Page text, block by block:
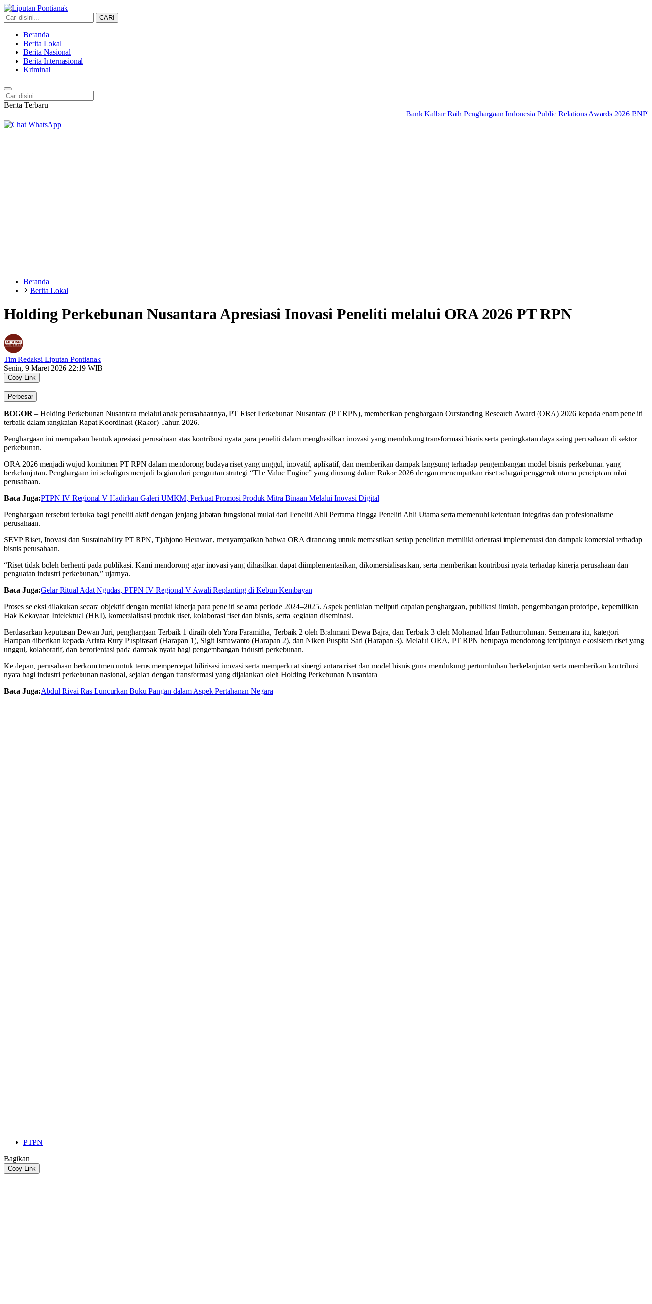
Liputan Pontianak
Berita Terkini dan TerUpdate
CARI
Beranda
Berita Lokal
Berita Nasional
Berita Internasional
Kriminal
Berita Terbaru
Bank Kalbar Raih Penghargaan Indonesia Public Relations Awards 2026 BNPB: Kalbar
Beranda
Berita Lokal
Holding Perkebunan Nusantara Apresiasi Inovasi Peneliti melalui ORA 2026 PT RPN
Tim Redaksi Liputan Pontianak
Senin, 9 Maret 2026 22:19 WIB
Copy Link
Perbesar
BOGOR – Holding Perkebunan Nusantara melalui anak perusahaannya, PT Riset Perkebunan Nusantara (PT RPN), memberikan penghargaan Outstanding Research Award (ORA) 2026 kepada enam peneliti
terbaik dalam rangkaian Rapat Koordinasi (Rakor) Tahun 2026.
Penghargaan ini merupakan bentuk apresiasi perusahaan atas kontribusi nyata para peneliti dalam menghasilkan inovasi yang mendukung transformasi bisnis serta peningkatan daya saing perusahaan di sektor
perkebunan.
ORA 2026 menjadi wujud komitmen PT RPN dalam mendorong budaya riset yang unggul, inovatif, aplikatif, dan memberikan dampak langsung terhadap pengembangan model bisnis perkebunan yang
berkelanjutan. Penghargaan ini sekaligus menjadi bagian dari penguatan strategi “The Value Engine” yang diusung dalam Rakor 2026 dengan menempatkan riset sebagai penggerak utama penciptaan nilai
perusahaan.
Baca Juga:PTPN IV Regional V Hadirkan Galeri UMKM, Perkuat Promosi Produk Mitra Binaan Melalui Inovasi Digital
Penghargaan tersebut terbuka bagi peneliti aktif dengan jenjang jabatan fungsional mulai dari Peneliti Ahli Pertama hingga Peneliti Ahli Utama serta memenuhi ketentuan integritas dan profesionalisme
perusahaan.
SEVP Riset, Inovasi dan Sustainability PT RPN, Tjahjono Herawan, menyampaikan bahwa ORA dirancang untuk memastikan setiap penelitian memiliki orientasi implementasi dan dampak komersial terhadap
bisnis perusahaan.
“Riset tidak boleh berhenti pada publikasi. Kami mendorong agar inovasi yang dihasilkan dapat diimplementasikan, dikomersialisasikan, serta memberikan kontribusi nyata terhadap kinerja perusahaan dan
penguatan industri perkebunan,” ujarnya.
Baca Juga:Gelar Ritual Adat Ngudas, PTPN IV Regional V Awali Replanting di Kebun Kembayan
Proses seleksi dilakukan secara objektif dengan menilai kinerja para peneliti selama periode 2024–2025. Aspek penilaian meliputi capaian penghargaan, publikasi ilmiah, pengembangan prototipe, kepemilikan
Hak Kekayaan Intelektual (HKI), komersialisasi produk riset, kolaborasi riset dan bisnis, serta kegiatan diseminasi.
Berdasarkan keputusan Dewan Juri, penghargaan Terbaik 1 diraih oleh Yora Faramitha, Terbaik 2 oleh Brahmani Dewa Bajra, dan Terbaik 3 oleh Mohamad Irfan Fathurrohman. Sementara itu, kategori
Harapan diberikan kepada Arinta Rury Puspitasari (Harapan 1), Sigit Ismawanto (Harapan 2), dan Niken Puspita Sari (Harapan 3). Melalui ORA, PT RPN berupaya mendorong terciptanya ekosistem riset yang
unggul, kolaboratif, dan berorientasi pada dampak nyata bagi pengembangan industri perkebunan.
Ke depan, perusahaan berkomitmen untuk terus mempercepat hilirisasi inovasi serta memperkuat sinergi antara riset dan model bisnis guna mendukung pertumbuhan berkelanjutan serta memberikan kontribusi
nyata bagi industri perkebunan nasional, sejalan dengan transformasi yang dijalankan oleh Holding Perkebunan Nusantara
Baca Juga:Abdul Rivai Ras Luncurkan Buku Pangan dalam Aspek Pertahanan Negara
PTPN
Bagikan
Copy Link